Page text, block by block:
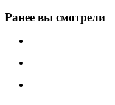
Ранее вы смотрели